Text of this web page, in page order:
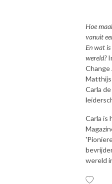
Hoe
vanuit
En wat
wereld?
Matthijs
Carla
Carla is
wereld